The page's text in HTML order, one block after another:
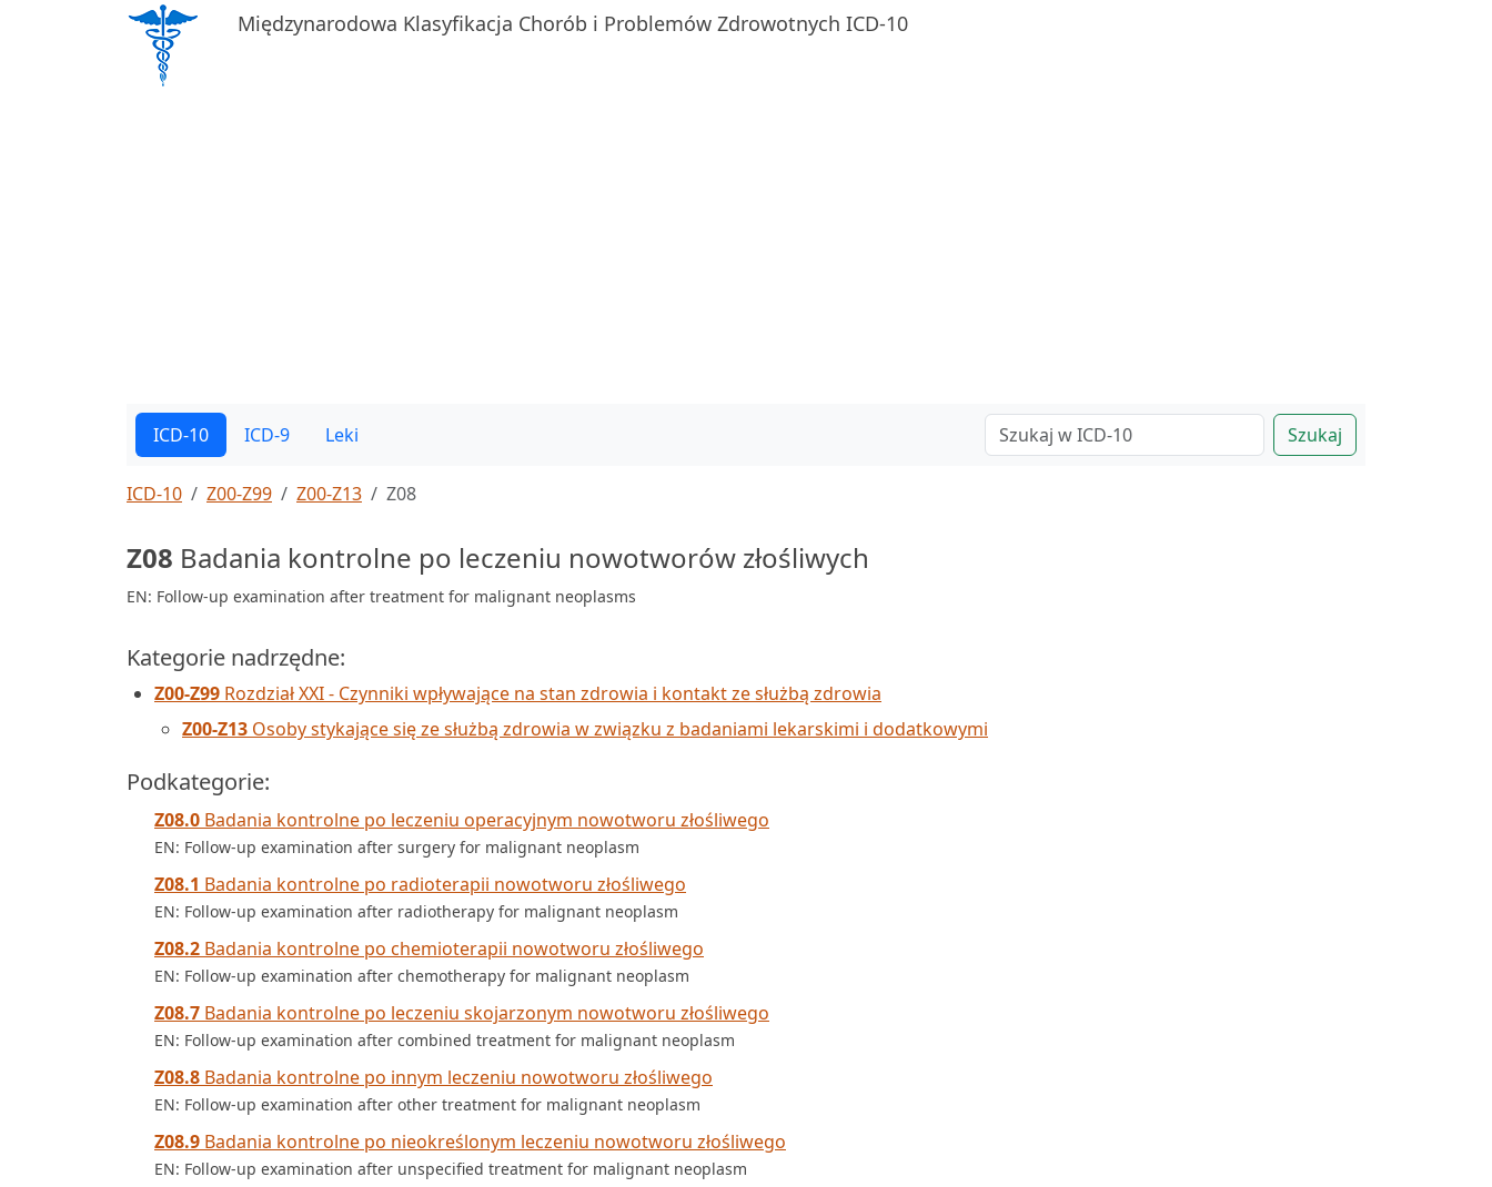
Międzynarodowa Klasyfikacja Chorób i Problemów Zdrowotnych ICD-10
ICD-10 ICD-9 Leki Szukaj
ICD-10 Z00-Z99 Z00-Z13 Z08
Z08 Badania kontrolne po leczeniu nowotworów złośliwych
EN: Follow-up examination after treatment for malignant neoplasms
Kategorie nadrzędne:
Z00-Z99 Rozdział XXI - Czynniki wpływające na stan zdrowia i kontakt ze służbą zdrowia
Z00-Z13 Osoby stykające się ze służbą zdrowia w związku z badaniami lekarskimi i dodatkowymi
Podkategorie:
Z08.0 Badania kontrolne po leczeniu operacyjnym nowotworu złośliwego
EN: Follow-up examination after surgery for malignant neoplasm
Z08.1 Badania kontrolne po radioterapii nowotworu złośliwego
EN: Follow-up examination after radiotherapy for malignant neoplasm
Z08.2 Badania kontrolne po chemioterapii nowotworu złośliwego
EN: Follow-up examination after chemotherapy for malignant neoplasm
Z08.7 Badania kontrolne po leczeniu skojarzonym nowotworu złośliwego
EN: Follow-up examination after combined treatment for malignant neoplasm
Z08.8 Badania kontrolne po innym leczeniu nowotworu złośliwego
EN: Follow-up examination after other treatment for malignant neoplasm
Z08.9 Badania kontrolne po nieokreślonym leczeniu nowotworu złośliwego
EN: Follow-up examination after unspecified treatment for malignant neoplasm